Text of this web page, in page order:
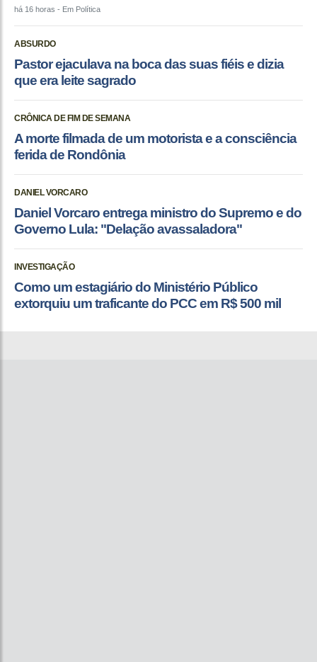
há 16 horas - Em Política
ABSURDO
Pastor ejaculava na boca das suas fiéis e dizia
que era leite sagrado
CRÔNICA DE FIM DE SEMANA
A morte filmada de um motorista e a consciência
ferida de Rondônia
DANIEL VORCARO
Daniel Vorcaro entrega ministro do Supremo e do
Governo Lula: "Delação avassaladora"
INVESTIGAÇÃO
Como um estagiário do Ministério Público
extorquiu um traficante do PCC em R$ 500 mil